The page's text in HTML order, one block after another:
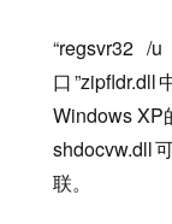
“regsvr32
口
Windows XP
shdocvw.dll
联。